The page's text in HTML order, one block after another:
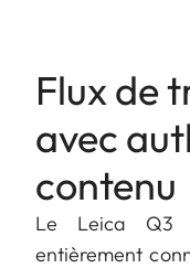
Flux de
avec
contenu
Le Leica Q3
entièrement